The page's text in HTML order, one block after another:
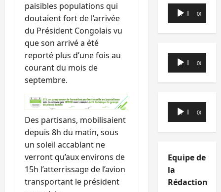
paisibles populations qui
doutaient fort de l’arrivée
du Président Congolais vu
que son arrivé a été
reporté plus d’une fois au
courant du mois de
septembre.
Des partisans, mobilisaient
depuis 8h du matin, sous
un soleil accablant ne
verront qu’aux environs de
15h l’atterrissage de l’avion
transportant le président
Lecteur
audio
00:00 00:00
Lecteur
audio
00:00 00:00
Lecteur
audio
00:00 00:00
Equipe de
la
Rédaction